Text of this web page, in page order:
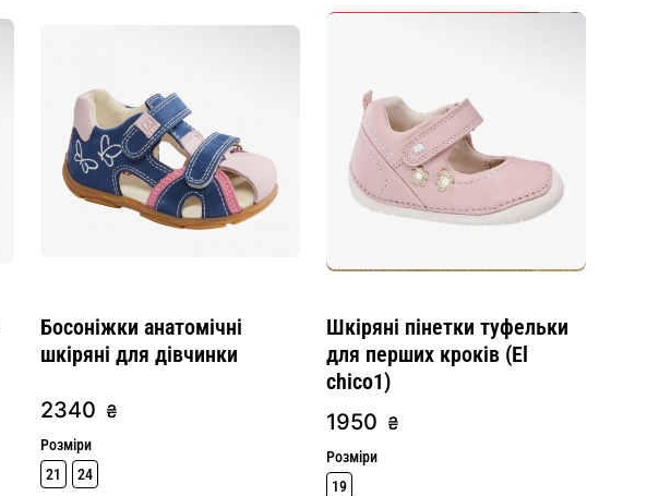
Босоніжки анатомічні
шкіряні для дівчинки
2340 ₴
Розміри
21
24
Шкіряні пінетки туфельки
для перших кроків (El
chico1)
1950 ₴
Розміри
19